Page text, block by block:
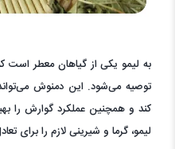
به لیمو یکی از گیاهان معطر است
توصیه می‌شود. این دمنوش
کند و همچنین عملکرد گوارش را
لیمو، گرما و شیرینی لازم را برای